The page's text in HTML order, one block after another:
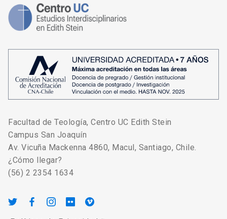
Facultad de Teología, Centro UC Edith Stein
Campus San Joaquín
Av. Vicuña Mackenna 4860, Macul, Santiago, Chile.
¿Cómo llegar?
(56) 2 2354 1634